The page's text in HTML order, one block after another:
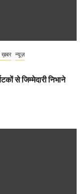
ख़बर न्यूज़
से जिम्मेदारी निभाने